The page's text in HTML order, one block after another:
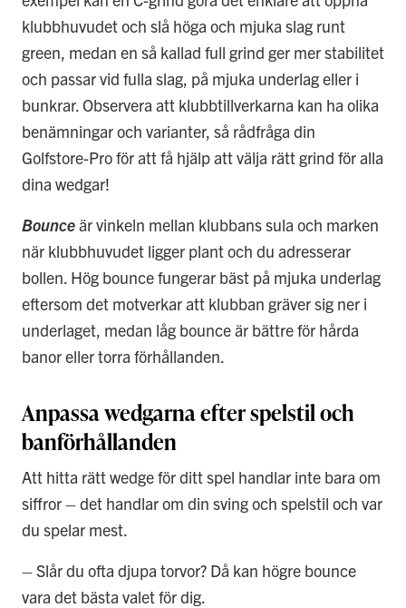
klubbhuvudet och slå höga och mjuka slag runt
green, medan en så kallad full grind ger mer stabilitet
och passar vid fulla slag, på mjuka underlag eller i
bunkrar. Observera att klubbtillverkarna kan ha olika
benämningar och varianter, så rådfråga din
Golfstore-Pro för att få hjälp att välja rätt grind för alla
dina wedgar!
Bounceär vinkeln mellan klubbans sula och marken
när klubbhuvudet ligger plant och du adresserar
bollen. Hög bounce fungerar bäst på mjuka underlag
eftersom det motverkar att klubban gräver sig ner i
underlaget, medan låg bounce är bättre för hårda
banor eller torra förhållanden.
Anpassa wedgarna efter spelstil och
banförhållanden
Att hitta rätt wedge för ditt spel handlar inte bara om
siffror – det handlar om din sving och spelstil och var
du spelar mest.
– Slår du ofta djupa torvor? Då kan högre bounce
vara det bästa valet för dig.